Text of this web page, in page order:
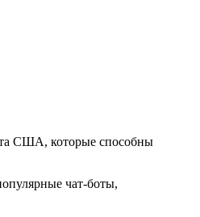
США, которые способны
чат-боты,